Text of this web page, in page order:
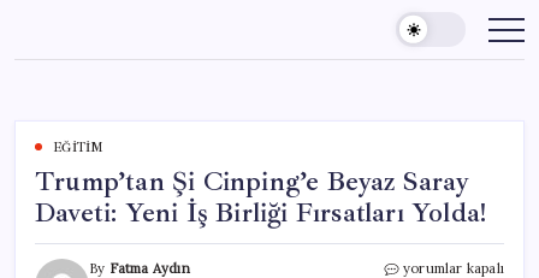
content
EĞITIM
Trump’tan Şi Cinping’e Beyaz Saray
Daveti: Yeni İş Birliği Fırsatları Yolda!
By Fatma Aydın
Trump’tan
yorumlar kapalı